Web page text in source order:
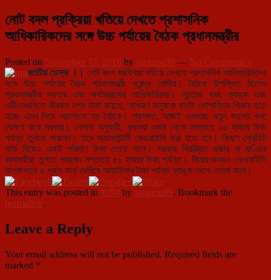
নোট বদল প্রক্রিয়া খতিয়ে দেখতে প্রশাসনিক
আধিকারিকদের সঙ্গে উচ্চ পর্যায়ের বৈঠক প্রধানমন্ত্রীর
Posted on November 17, 2016 by santanu99 — No Comments ↓
জাতীয় ডেস্ক ।। নোট বদল প্রক্রিয়া খতিয়ে দেখতে প্রশাসনিক আধিকারিকদের
সঙ্গে উচ্চ পর্যায়ের বৈঠক প্রধানমন্ত্রী নরেন্দ্র মোদীর। বৈঠকে উপস্থিত ছিলেন
প্রধানমন্ত্রীর দফতর এবং অর্থমন্ত্রকের আধিকারিকরা। সূত্রের খবর, ব্যাঙ্ক এবং
এটিএমগুলিতে কীরকম নগদ টাকা রয়েছে, সাধারণ মানুষকে কতটা ভোগান্তির শিকার হতে
হচ্ছে এসব নিয়ে আলোচনা হয় বৈঠকে। প্রসঙ্গত, আজই একগুচ্ছ নতুন বদলের কথা
ঘোষণা করে সরকার। ঘোষণা অনুযায়ী, কৃষকরা এবার থেকে সপ্তাহে ২৫ হাজার টাকা
পর্যন্ত তুলতে পারবেন। তবে অ্যাকাউন্টটি কেওয়াইসি করা হতে হবে। কিষাণ ক্রেডিট
কার্ড দিয়েও একই পরিমাণ টাকা তোলা যাবে। সরকার নিয়ন্ত্রিত বাজার বা মাণ্ডির
ব্যবসায়ীরা তুলতে পারবেন সপ্তাহে ৫০ হাজার টাকা পর্যন্ত। বিয়ের জন্যও কেওয়াইসি
কাগজপত্র ও প্যান কার্ড দেখিয়ে আড়াইলাখ টাকা পর্যন্ত ব্যাঙ্ক থেকে তোলা যাবে।
This entry was posted in জাতীয় by santanu99. Bookmark the
permalink.
Leave a Reply
Your email address will not be published. Required fields are
marked *